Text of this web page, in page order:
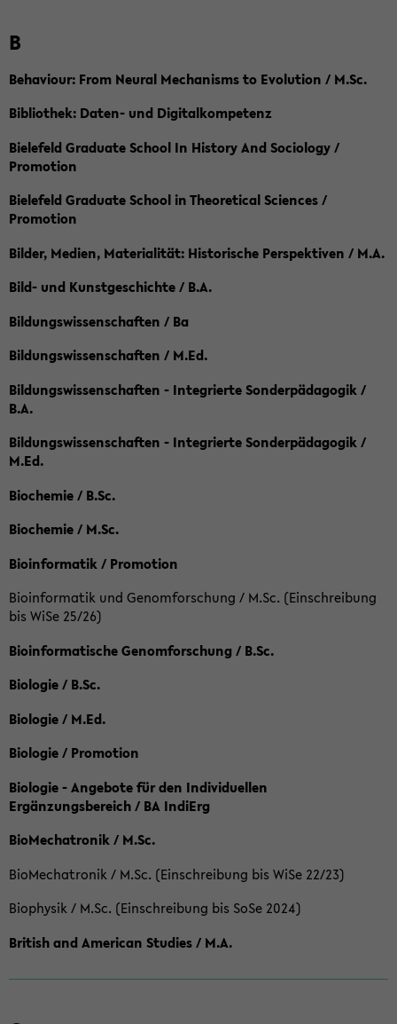
B
Behaviour: From Neural Mechanisms to Evolution / M.Sc.
Bibliothek: Daten- und Digitalkompetenz
Bielefeld Graduate School In History And Sociology /
Promotion
Bielefeld Graduate School in Theoretical Sciences /
Promotion
Bilder, Medien, Materialität: Historische Perspektiven / M.A.
Bild- und Kunstgeschichte / B.A.
Bildungswissenschaften / Ba
Bildungswissenschaften / M.Ed.
Bildungswissenschaften - Integrierte Sonderpädagogik /
B.A.
Bildungswissenschaften - Integrierte Sonderpädagogik /
M.Ed.
Biochemie / B.Sc.
Biochemie / M.Sc.
Bioinformatik / Promotion
Bioinformatik und Genomforschung / M.Sc. (Einschreibung
bis WiSe 25/26)
Bioinformatische Genomforschung / B.Sc.
Biologie / B.Sc.
Biologie / M.Ed.
Biologie / Promotion
Biologie - Angebote für den Individuellen
Ergänzungsbereich / BA IndiErg
BioMechatronik / M.Sc.
BioMechatronik / M.Sc. (Einschreibung bis WiSe 22/23)
Biophysik / M.Sc. (Einschreibung bis SoSe 2024)
British and American Studies / M.A.